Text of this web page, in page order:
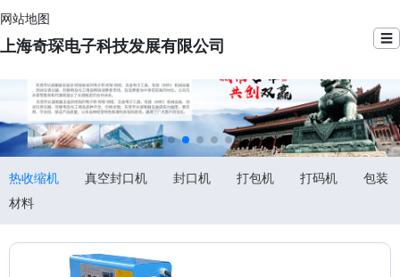
网站地图
上海奇琛电子科技发展有限公司 ☰
热收缩机 真空封口机 封口机 打包机 打码机
包装
材料